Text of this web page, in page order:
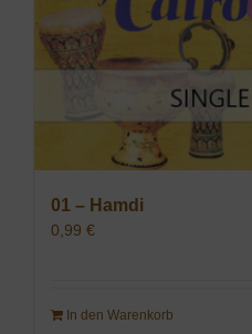
01 – Hamdi
0,99 €
In den Warenkorb